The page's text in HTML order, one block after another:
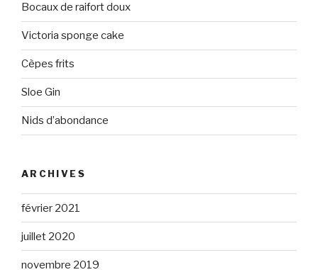
Bocaux de raifort doux
Victoria sponge cake
Cèpes frits
Sloe Gin
Nids d’abondance
ARCHIVES
février 2021
juillet 2020
novembre 2019